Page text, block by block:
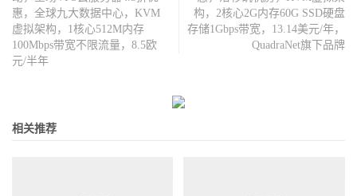
惠，全球九大数据中心，KVM
虚拟架构，1核心512M内存
100Mbps带宽不限流量，8.5欧
元/半年
构，2核心2G内存60G SSD硬盘
存储1Gbps带宽，13.14美元/年，
QuadraNet旗下品牌
相关推荐